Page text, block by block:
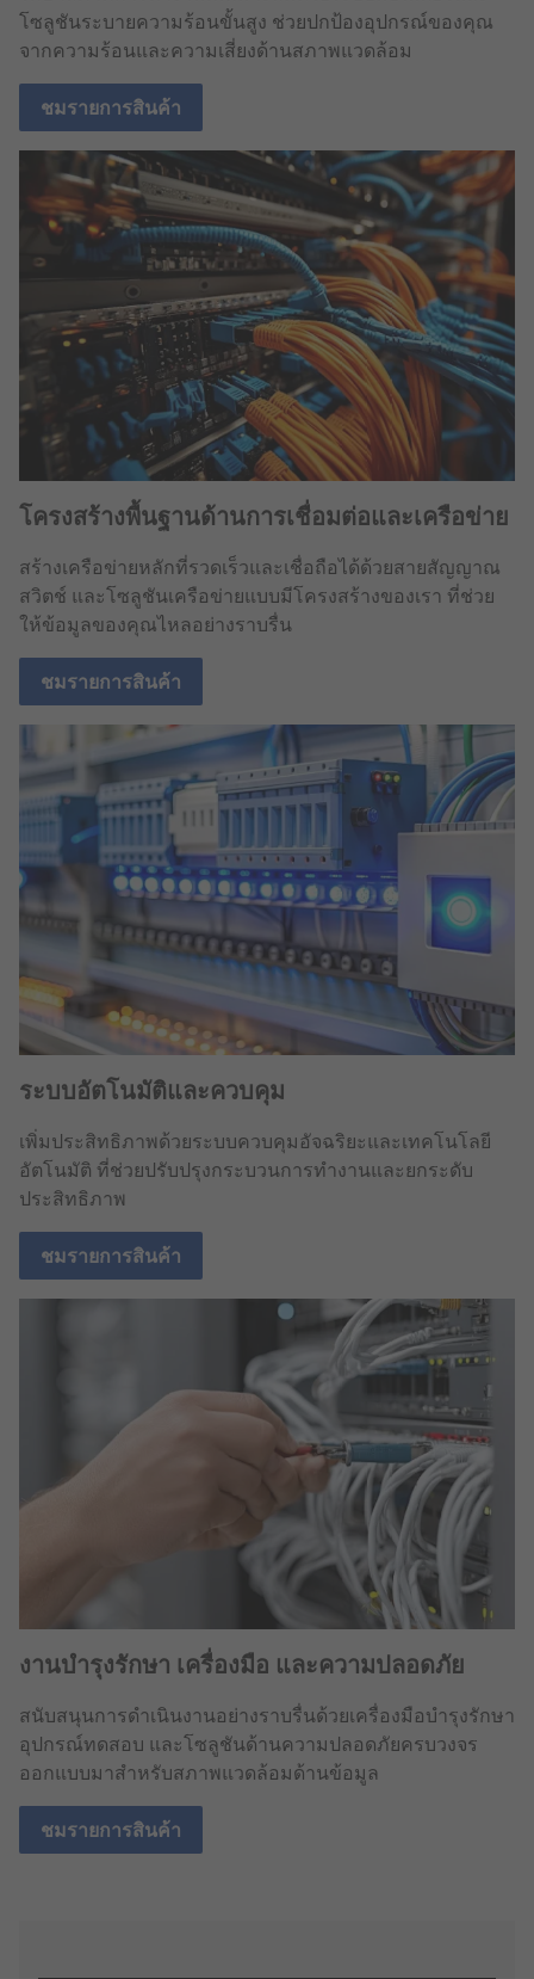
โซลูชันระบายความร้อนขั้นสูง ช่วยปกป้องอุปกรณ์ของคุณ
จากความร้อนและความเสี่ยงด้านสภาพแวดล้อม
ชมรายการสินค้า
โครงสร้างพื้นฐานด้านการเชื่อมต่อและเครือข่าย
สร้างเครือข่ายหลักที่รวดเร็วและเชื่อถือได้ด้วยสายสัญญาณ
สวิตช์ และโซลูชันเครือข่ายแบบมีโครงสร้างของเรา ที่ช่วย
ให้ข้อมูลของคุณไหลอย่างราบรื่น
ชมรายการสินค้า
ระบบอัตโนมัติและควบคุม
เพิ่มประสิทธิภาพด้วยระบบควบคุมอัจฉริยะและเทคโนโลยี
อัตโนมัติ ที่ช่วยปรับปรุงกระบวนการทำงานและยกระดับ
ประสิทธิภาพ
ชมรายการสินค้า
งานบำรุงรักษา เครื่องมือ และความปลอดภัย
สนับสนุนการดำเนินงานอย่างราบรื่นด้วยเครื่องมือบำรุงรักษา
อุปกรณ์ทดสอบ และโซลูชันด้านความปลอดภัยครบวงจร
ออกแบบมาสำหรับสภาพแวดล้อมด้านข้อมูล
ชมรายการสินค้า